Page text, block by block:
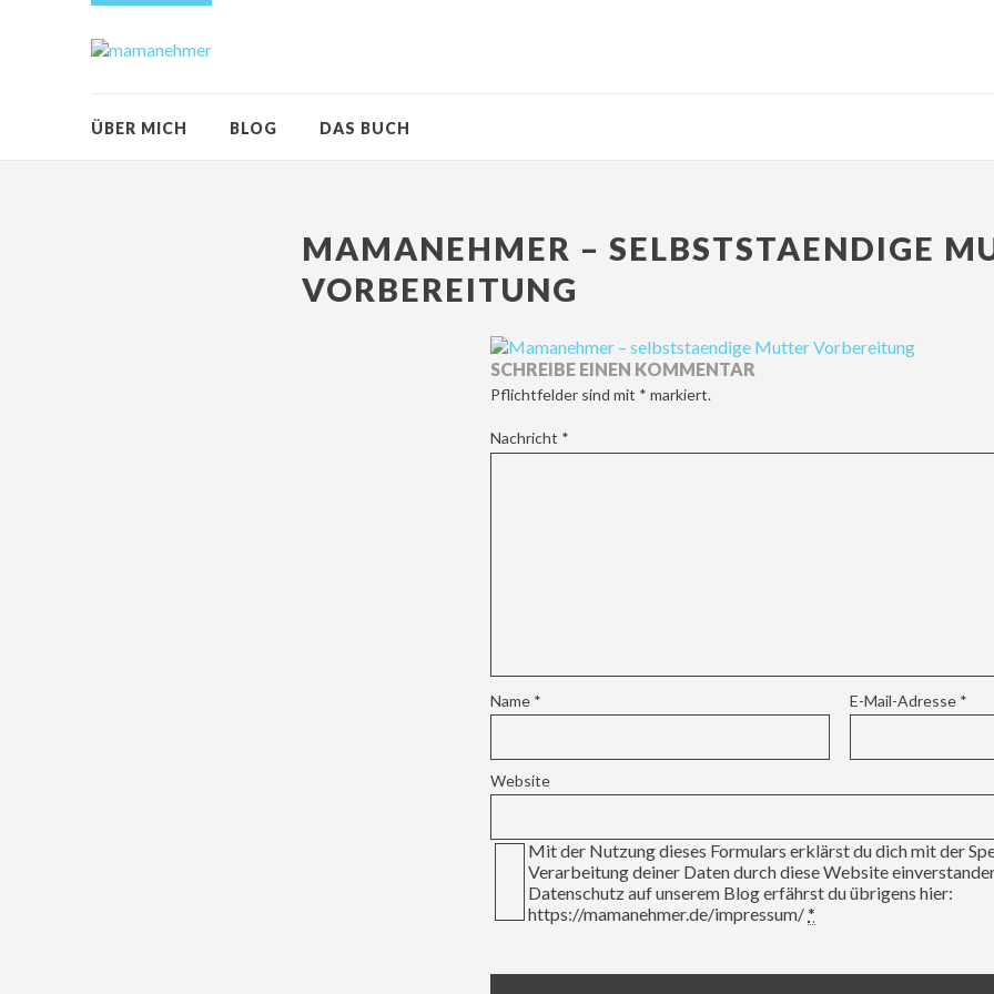
ÜBER MICH BLOG DAS BUCH
MAMANEHMER – SELBSTSTAENDIGE
VORBEREITUNG
SCHREIBE EINEN KOMMENTAR
Pflichtfelder sind mit * markiert.
Nachricht *
Name * E-Mail-Adresse *
Website
Mit der Nutzung dieses Formulars erklärst du dich mit der
Verarbeitung deiner Daten durch diese Website
Datenschutz auf unserem Blog erfährst du übrigens hier:
https://mamanehmer.de/impressum/*